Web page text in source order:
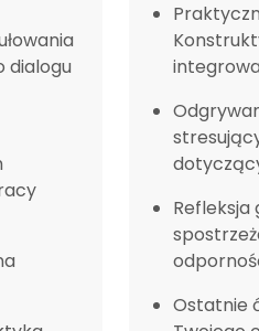
dialogu
Refleksja
Ostatnie